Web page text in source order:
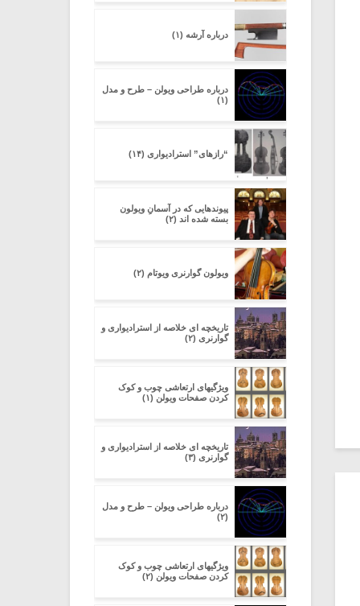
درباره آرشه (۱)
درباره طراحی ویولن – طرح و مدل
(۱)
“رازهای” استرادیواری (۱۴)
پیوندهایی که در آسمانِ ویولون
بسته شده اند (۲)
ویولون گوارنری ویوتام (۲)
تاریخچه ای خلاصه از استرادیواری و
گوارنری (۲)
ویژگیهای ارتعاشی چوب و کوک
کردن صفحات ویولن (۱)
تاریخچه ای خلاصه از استرادیواری و
گوارنری (۳)
درباره طراحی ویولن – طرح و مدل
(۲)
ویژگیهای ارتعاشی چوب و کوک
کردن صفحات ویولن (۲)